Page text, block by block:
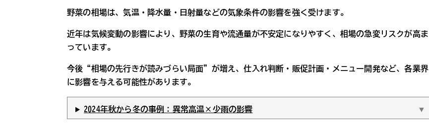
野菜の相場は、気温・降水量・日射量などの気象条件の影響を強く受けます。
近年は気候変動の影響により、野菜の生育や流通量が不安定になりやすく、相場の急変リスクが高ま
っています。
今後“相場の先行きが読みづらい局面”が増え、仕入れ判断・販促計画・メニュー開発など、各業界
に影響を与える可能性があります。
2024年秋から冬の事例：異常高温×少雨の影響